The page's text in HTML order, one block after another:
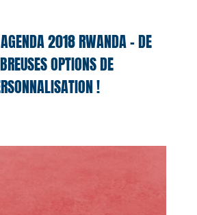
2018 RWANDA – DE
OPTIONS DE
!